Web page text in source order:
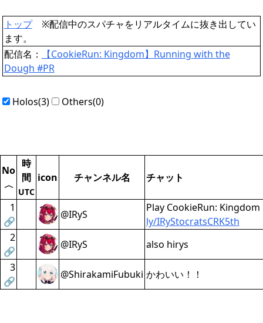
トップ※配信中のスパチャをリアルタイムに抜き出してい
ます。
配信名：
【CookieRun: Kingdom】Running with the
Dough #PR
Holos(3) Others(0)
No
〈
時
間
UTC
icon チャンネル名 チャット
1
🔗
@IRyS
Play CookieRun:
ly/IRyStocratsCRK5th
2
🔗
@IRyS
also hirys
3
🔗
@ShirakamiFubuki かわいい！！